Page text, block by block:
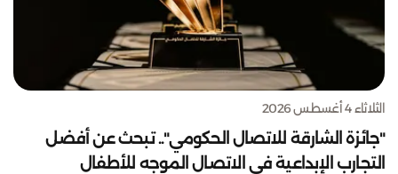
الثلاثاء 4 أغسطس 2026
"جائزة الشارقة للاتصال الحكومي".. تبحث عن أفضل
التجارب الإبداعية في الاتصال الموجه للأطفال